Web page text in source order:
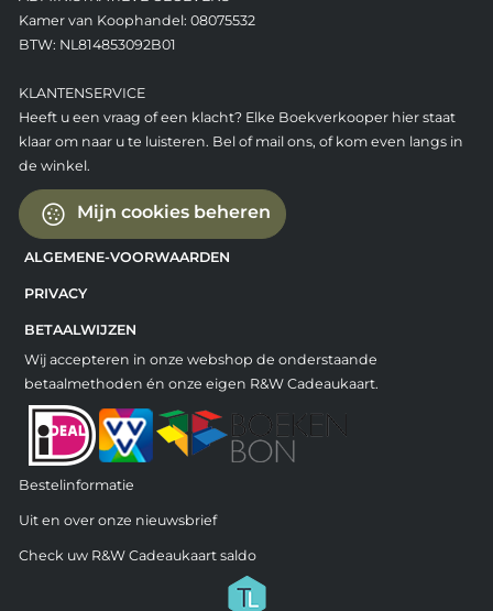
Kamer van Koophandel: 08075532
BTW: NL814853092B01
KLANTENSERVICE
Heeft u een vraag of een klacht? Elke Boekverkooper hier staat
klaar om naar u te luisteren. Bel of mail ons, of kom even langs in
de winkel.
Mijn cookies beheren
ALGEMENE-VOORWAARDEN
PRIVACY
BETAALWIJZEN
Wij accepteren in onze webshop de onderstaande
betaalmethoden én onze eigen R&W Cadeaukaart.
Bestelinformatie
Uit en over onze nieuwsbrief
Check uw R&W Cadeaukaart saldo